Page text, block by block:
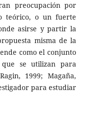
preocupación por
teórico, o un fuerte
asirse y partir la
misma de la
como el conjunto
que se utilizan para
1999; Magaña,
para estudiar